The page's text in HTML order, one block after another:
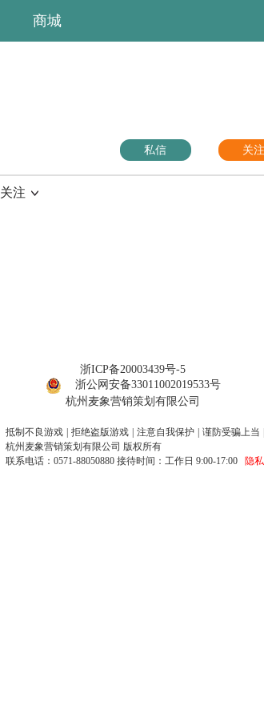
商城
私信 关注
关注
浙ICP备20003439号-5
浙公网安备33011002019533号
杭州麦象营销策划有限公司
抵制不良游戏 拒绝盗版游戏 注意自我保护 谨防受骗上当
杭州麦象营销策划有限公司 版权所有
联系电话：0571-88050880 接待时间：工作日 9:00-17:00
隐